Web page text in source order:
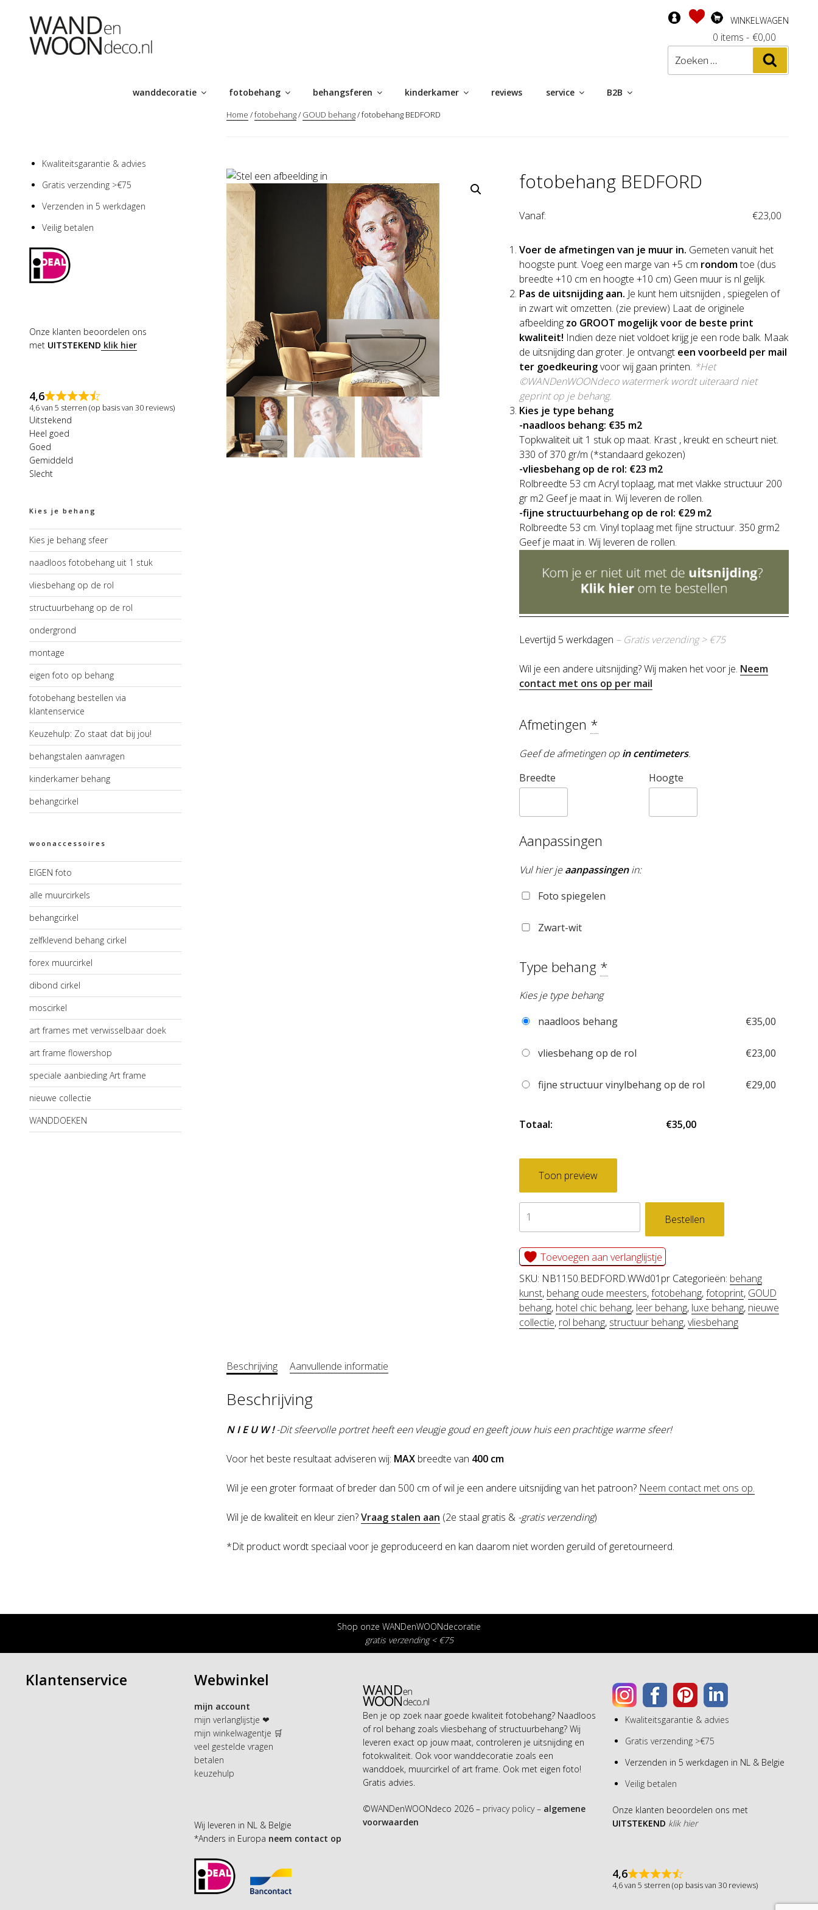
WINKELWAGEN
- €0,00
0 items
Zoeken
naar:
wanddecoratie fotobehang behangsferen kinderkamer reviews service B2B
Home /fotobehang/ GOUD behang/ fotobehang BEDFORD
fotobehang BEDFORD
Vanaf: €23,00
Voer de afmetingen van je muur in. Gemeten vanuit het
hoogste punt. Voeg een marge van +5 cm rondomtoe (dus
breedte +10 cm en hoogte +10 cm) Geen muur is nl gelijk.
Pas de uitsnijding aan. Je kunt hem uitsnijden , spiegelen of
in zwart wit omzetten. (zie preview) Laat de originele
afbeeldingzo GROOT mogelijk voor de beste print
kwaliteit! Indien deze niet voldoet krijg je een rode balk. Maak
de uitsnijding dan groter. Je ontvangt een voorbeeld per mail
ter goedkeuringvoor wij gaan printen. *Het
©WANDenWOONdeco watermerk wordt uiteraard niet
geprint op je behang.
Kies je type behang
-naadloos behang: €35 m2
Topkwaliteit uit 1 stuk op maat. Krast , kreukt en scheurt niet.
330 of 370 gr/m (*standaard gekozen)
-vliesbehang op de rol: €23 m2
Rolbreedte 53 cm Acryl toplaag, mat met vlakke structuur 200
gr m2 Geef je maat in. Wij leveren de rollen.
-fijne structuurbehang op de rol: €29 m2
Rolbreedte 53 cm. Vinyl toplaag met fijne structuur. 350 grm2
Geef je maat in. Wij leveren de rollen.
Levertijd 5 werkdagen – Gratis verzending > €75
Wil je een andere uitsnijding? Wij maken het voor je. Neem
contact met ons op per mail
Afmetingen *
Geef de afmetingen op in centimeters.
Breedte
Hoogte
Aanpassingen
Vul hier jeaanpassingenin:
Foto spiegelen
Zwart-wit
Type behang *
Kies je type behang
naadloos behang
€35,00
vliesbehang op de rol €23,00
fijne structuur vinylbehang op de rol €29,00
Totaal: €35,00
Toon preview
fotobehang
BEDFORD
aantal
Bestellen
Toevoegen aan verlanglijstje
SKU: NB1150.BEDFORD.WWd01pr Categorieën: behang
kunst, behang oude meesters,fotobehang,fotoprint, GOUD
behang, hotel chic behang, leer behang, luxe behang, nieuwe
collectie, rol behang, structuur behang,vliesbehang
Beschrijving Aanvullende informatie
Beschrijving
N I E U W !-Dit sfeervolle portret heeft een vleugje goud en geeft jouw huis een prachtige warme sfeer!
Voor het beste resultaat adviseren wij: MAX breedte van 400 cm
Wil je een groter formaat of breder dan 500 cm of wil je een andere uitsnijding van het patroon? Neem contact met ons op.
Wil je de kwaliteit en kleur zien?Vraag stalen aan (2e staal gratis & -gratis verzending)
*Dit product wordt speciaal voor je geproduceerd en kan daarom niet worden geruild of geretourneerd.
Kwaliteitsgarantie & advies
Gratis verzending >€75
Verzenden in 5 werkdagen
Veilig betalen
Onze klanten beoordelen ons
met UITSTEKEND klik hier
4,6
4,6 van 5 sterren (op basis van 30 reviews)
Uitstekend
Heel goed
Goed
Gemiddeld
Slecht
Kies je behang
Kies je behang sfeer
naadloos fotobehang uit 1 stuk
vliesbehang op de rol
structuurbehang op de rol
ondergrond
montage
eigen foto op behang
fotobehang bestellen via
klantenservice
Keuzehulp: Zo staat dat bij jou!
behangstalen aanvragen
kinderkamer behang
behangcirkel
woonaccessoires
EIGEN foto
alle muurcirkels
behangcirkel
zelfklevend behang cirkel
forex muurcirkel
dibond cirkel
moscirkel
art frames met verwisselbaar doek
art frame flowershop
speciale aanbieding Art frame
nieuwe collectie
WANDDOEKEN
Shop onze WANDenWOONdecoratie
gratis verzending < €75
Klantenservice Webwinkel
mijn account
mijn verlanglijstje ❤
mijn winkelwagentje 🛒
veel gestelde vragen
betalen
keuzehulp
Wij leveren in NL & Belgie
*Anders in Europa neem contact op
Ben je op zoek naar goede kwaliteit fotobehang? Naadloos
of rol behang zoals vliesbehang of structuurbehang? Wij
leveren exact op jouw maat, controleren je uitsnijding en
fotokwaliteit. Ook voor wanddecoratie zoals een
wanddoek, muurcirkel of art frame. Ook met eigen foto!
Gratis advies.
©WANDenWOONdeco 2026 – privacy policy – algemene
voorwaarden
Kwaliteitsgarantie & advies
Gratis verzending >€75
Verzenden in 5 werkdagen in NL & Belgie
Veilig betalen
Onze klanten beoordelen ons met
UITSTEKEND klik hier
4,6
4,6 van 5 sterren (op basis van 30 reviews)